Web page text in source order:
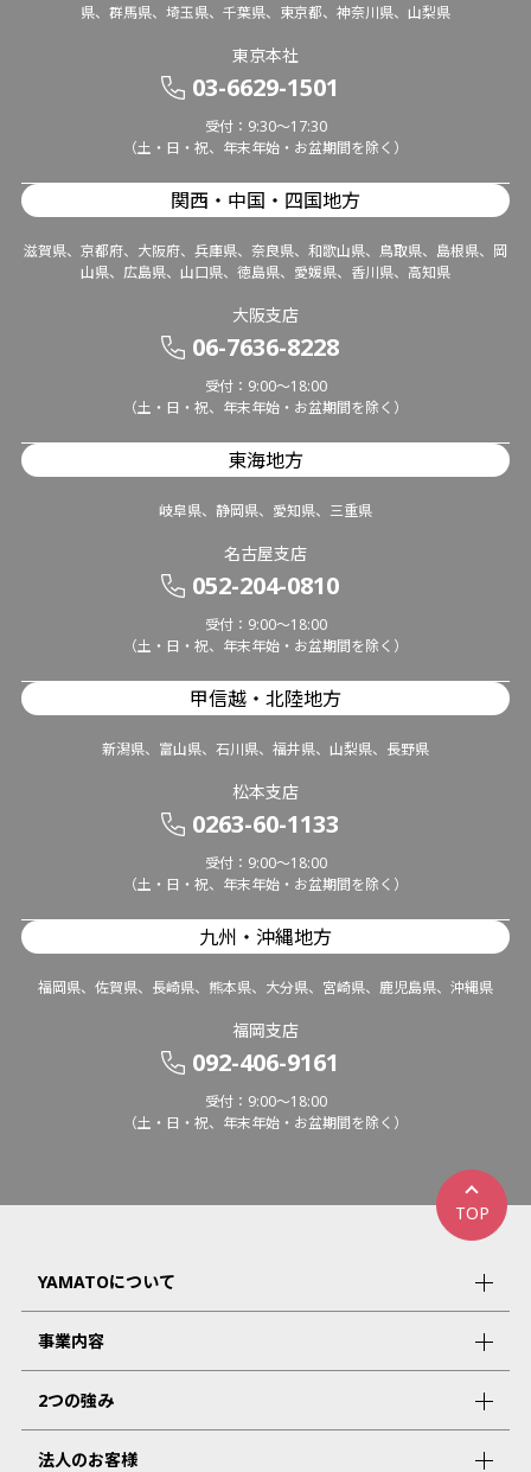
県、群馬県、埼玉県、千葉県、東京都、神奈川県、山梨県
東京本社
03-6629-1501
受付：9:30～17:30
（土・日・祝、年末年始・お盆期間を除く）
関西・中国・四国地方
滋賀県、京都府、大阪府、兵庫県、奈良県、和歌山県、鳥取県、島根県、岡
山県、広島県、山口県、徳島県、愛媛県、香川県、高知県
大阪支店
06-7636-8228
受付：9:00～18:00
（土・日・祝、年末年始・お盆期間を除く）
東海地方
岐阜県、静岡県、愛知県、三重県
名古屋支店
052-204-0810
受付：9:00～18:00
（土・日・祝、年末年始・お盆期間を除く）
甲信越・北陸地方
新潟県、富山県、石川県、福井県、山梨県、長野県
松本支店
0263-60-1133
受付：9:00～18:00
（土・日・祝、年末年始・お盆期間を除く）
九州・沖縄地方
福岡県、佐賀県、長崎県、熊本県、大分県、宮崎県、鹿児島県、沖縄県
福岡支店
092-406-9161
受付：9:00～18:00
（土・日・祝、年末年始・お盆期間を除く）
TOP
YAMATOについて
事業内容
2つの強み
法人のお客様